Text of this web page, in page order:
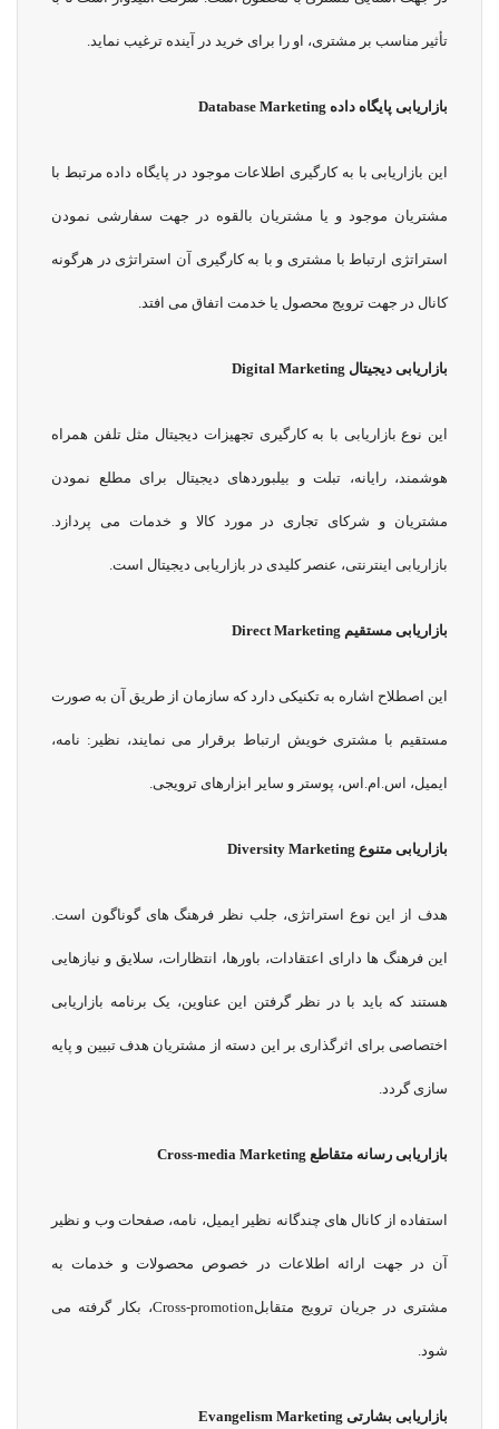
تأثیر مناسب بر مشتری، او را برای خرید در آینده ترغیب نماید.
بازاریابی پایگاه داده Database Marketing
این بازاریابی با به کارگیری اطلاعات موجود در پایگاه داده مرتبط با
مشتریان موجود و یا مشتریان بالقوه در جهت سفارشی نمودن
استراتژی ارتباط با مشتری و با به کارگیری آن استراتژی در هرگونه
کانال در جهت ترویج محصول یا خدمت اتفاق می افتد.
بازاریابی دیجیتال Digital Marketing
این نوع بازاریابی با به کارگیری تجهیزات دیجیتال مثل تلفن همراه
هوشمند، رایانه، تبلت و بیلبوردهای دیجیتال برای مطلع نمودن
مشتریان و شرکای تجاری در مورد کالا و خدمات می پردازد.
بازاریابی اینترنتی، عنصر کلیدی در بازاریابی دیجیتال است.
بازاریابی مستقیم Direct Marketing
این اصطلاح اشاره به تکنیکی دارد که سازمان از طریق آن به صورت
مستقیم با مشتری خویش ارتباط برقرار می نمایند، نظیر: نامه،
ایمیل، اس.ام.اس، پوستر و سایر ابزارهای ترویجی.
بازاریابی متنوع Diversity Marketing
هدف از این نوع استراتژی، جلب نظر فرهنگ های گوناگون است.
این فرهنگ ها دارای اعتقادات، باورها، انتظارات، سلایق و نیازهایی
هستند که باید با در نظر گرفتن این عناوین، یک برنامه بازاریابی
اختصاصی برای اثرگذاری بر این دسته از مشتریان هدف تبیین و پایه
سازی گردد.
بازاریابی رسانه متقاطع Cross-media Marketing
استفاده از کانال های چندگانه نظیر ایمیل، نامه، صفحات وب و نظیر
آن در جهت ارائه اطلاعات در خصوص محصولات و خدمات به
مشتری در جریان ترویج متقابلCross-promotion، بکار گرفته می
شود.
بازاریابی بشارتی Evangelism Marketing